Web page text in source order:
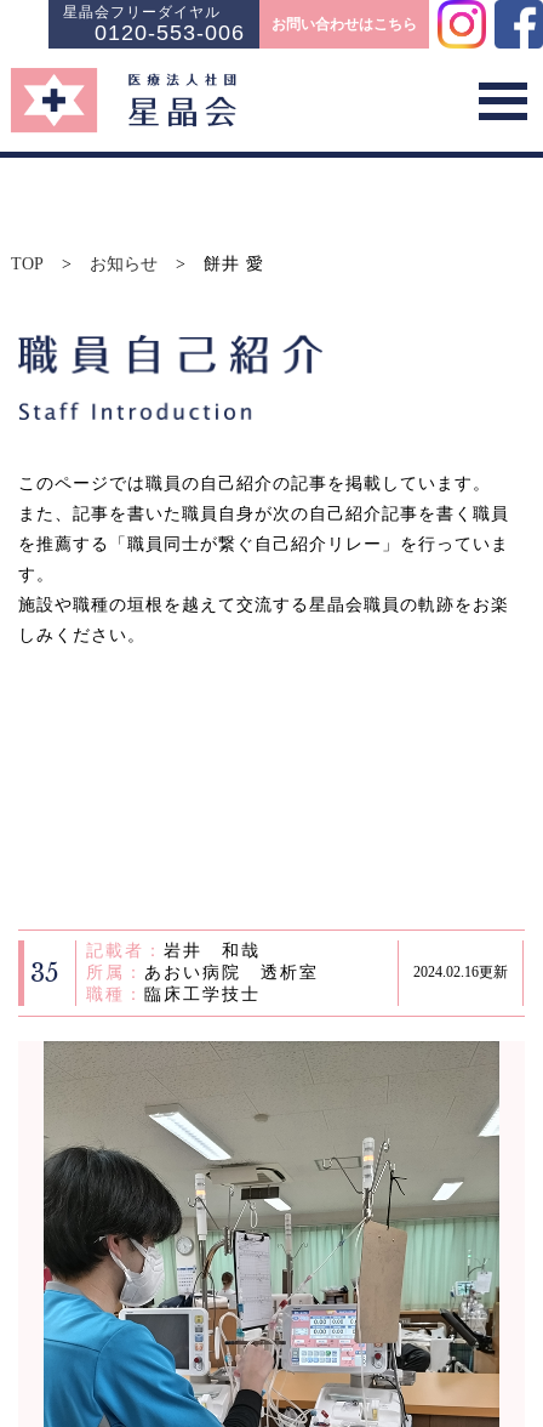
星晶会フリーダイヤル
0120-553-006 お問い合わせはこちら
TOP > お知らせ > 餅井 愛
このページでは職員の自己紹介の記事を掲載しています。
また、記事を書いた職員自身が次の自己紹介記事を書く職員
を推薦する「職員同士が繋ぐ自己紹介リレー」を行っていま
す。
施設や職種の垣根を越えて交流する星晶会職員の軌跡をお楽
しみください。
35
記載者：岩井 和哉
所属：あおい病院 透析室
職種： 臨床工学技士
2024.02.16更新